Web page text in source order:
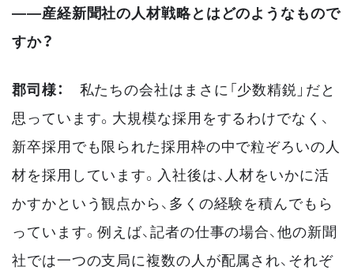
——産経新聞社の人材戦略とはどのようなもので
すか？
郡司様：
私たちの会社はまさに「少数精鋭」だと
思っています。大規模な採用をするわけでなく、
新卒採用でも限られた採用枠の中で粒ぞろいの人
材を採用しています。入社後は、人材をいかに活
かすかという観点から、多くの経験を積んでもら
っています。例えば、記者の仕事の場合、他の新聞
社では一つの支局に複数の人が配属され、それぞ